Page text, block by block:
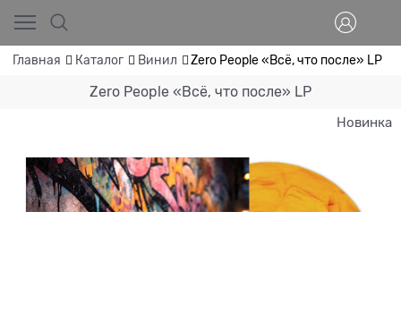
Главная Каталог Винил Zero People «Всё, что после» LP
Zero People «Всё, что после» LP
Новинка